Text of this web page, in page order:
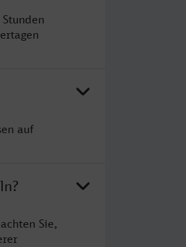
auf
Sie,